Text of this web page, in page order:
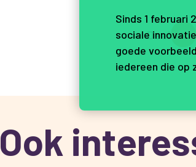
Deel
Ook
Sinds 1 februari
sociale
goede
iedereen die op